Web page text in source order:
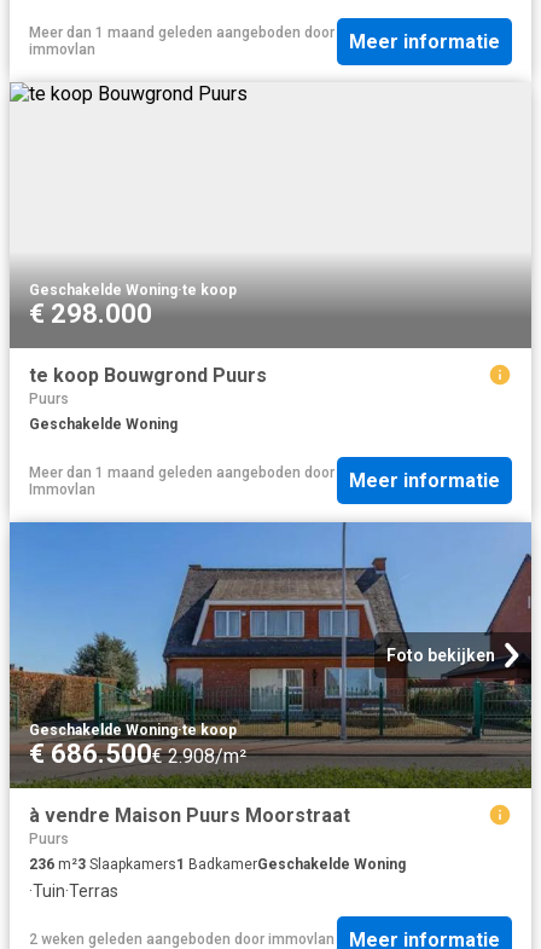
Meer dan 1 maand geleden aangeboden door
immovlan
Meer informatie
Geschakelde Woning·te koop
€ 298.000
te koop Bouwgrond Puurs
Puurs
Geschakelde Woning
Meer dan 1 maand geleden aangeboden door
Immovlan
Meer informatie
Foto bekijken
Geschakelde Woning·te koop
€ 686.500€ 2.908/m²
à vendre Maison Puurs Moorstraat
Puurs
236 m²3 Slaapkamers1 BadkamerGeschakelde Woning
·Tuin·Terras
2 weken geleden aangeboden door immovlan Meer informatie